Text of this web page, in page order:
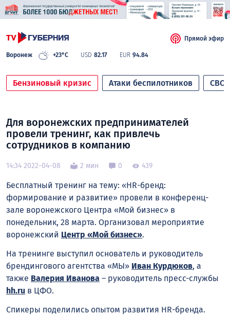
Воронеж +23°C USD 82.17 EUR 94.84
Прямой эфир
Бензиновый кризис Атаки беспилотников СВО
Для воронежских предпринимателей
провели тренинг, как привлечь
сотрудников в компанию
14:34 2022-04-08 2 мин 0 439
Бесплатный тренинг на тему: «HR-бренд:
формирование и развитие» провели в конференц-
зале воронежского Центра «Мой бизнес» в
понедельник, 28 марта. Организовал мероприятие
воронежский Центр «Мой бизнес».
На тренинге выступил основатель и руководитель
брендингового агентства «МЫ» Иван Курдюков, а
также Валерия Иванова – руководитель пресс-службы
hh.ru в ЦФО.
Спикеры поделились опытом развития HR-бренда.